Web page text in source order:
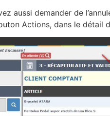
aussi demander de
Actions, dans le détail